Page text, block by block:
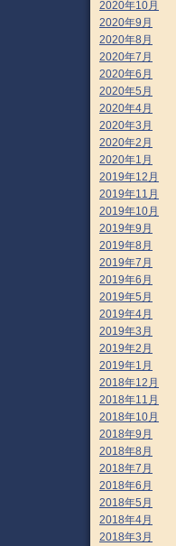
2020年10月
2020年9月
2020年8月
2020年7月
2020年6月
2020年5月
2020年4月
2020年3月
2020年2月
2020年1月
2019年12月
2019年11月
2019年10月
2019年9月
2019年8月
2019年7月
2019年6月
2019年5月
2019年4月
2019年3月
2019年2月
2019年1月
2018年12月
2018年11月
2018年10月
2018年9月
2018年8月
2018年7月
2018年6月
2018年5月
2018年4月
2018年3月